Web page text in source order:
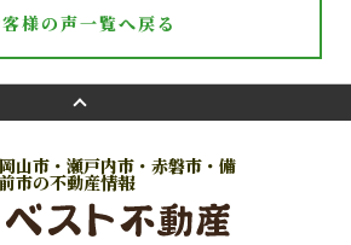
様の声一覧へ戻る
岡山市・瀬戸内市・赤磐市・備
前市の不動産情報